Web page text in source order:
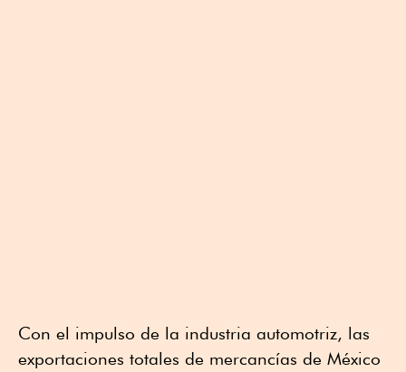
Con el impulso de la industria automotriz, las
exportaciones totales de mercancías de México